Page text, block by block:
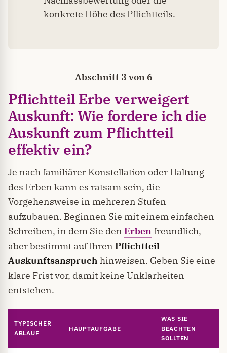
konkrete Höhe des Pflichtteils.
Abschnitt 3 von 6
Pflichtteil Erbe verweigert
Auskunft: Wie fordere ich die
Auskunft zum Pflichtteil
effektiv ein?
Je nach familiärer Konstellation oder Haltung
des Erben kann es ratsam sein, die
Vorgehensweise in mehreren Stufen
aufzubauen. Beginnen Sie mit einem einfachen
Schreiben, in dem Sie den Erbenfreundlich,
aber bestimmt auf Ihren Pflichtteil
Auskunftsanspruch hinweisen. Geben Sie eine
klare Frist vor, damit keine Unklarheiten
entstehen.
TYPISCHER
ABLAUF
HAUPTAUFGABE
WAS SIE
BEACHTEN
SOLLTEN